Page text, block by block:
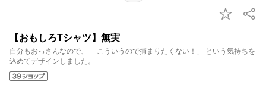
【おもしろTシャツ】無実
自分もおっさんなので、 「こういうので捕まりたくない！」 という気持ちを
込めてデザインしました。